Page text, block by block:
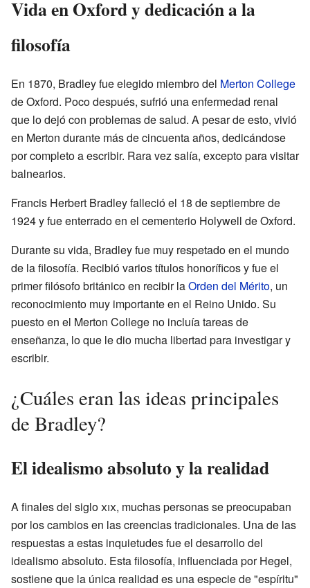
Vida en Oxford y dedicación a la
filosofía
En 1870, Bradley fue elegido miembro del Merton College
de Oxford. Poco después, sufrió una enfermedad renal
que lo dejó con problemas de salud. A pesar de esto, vivió
en Merton durante más de cincuenta años, dedicándose
por completo a escribir. Rara vez salía, excepto para visitar
balnearios.
Francis Herbert Bradley falleció el 18 de septiembre de
1924 y fue enterrado en el cementerio Holywell de Oxford.
Durante su vida, Bradley fue muy respetado en el mundo
de la filosofía. Recibió varios títulos honoríficos y fue el
primer filósofo británico en recibir laOrden del Mérito, un
reconocimiento muy importante en el Reino Unido. Su
puesto en el Merton College no incluía tareas de
enseñanza, lo que le dio mucha libertad para investigar y
escribir.
¿Cuáles eran las ideas principales
de Bradley?
El idealismo absoluto y la realidad
A finales del sigloxix, muchas personas se preocupaban
por los cambios en las creencias tradicionales. Una de las
respuestas a estas inquietudes fue el desarrollo del
idealismo absoluto. Esta filosofía, influenciada por Hegel,
sostiene que la única realidad es una especie de "espíritu"